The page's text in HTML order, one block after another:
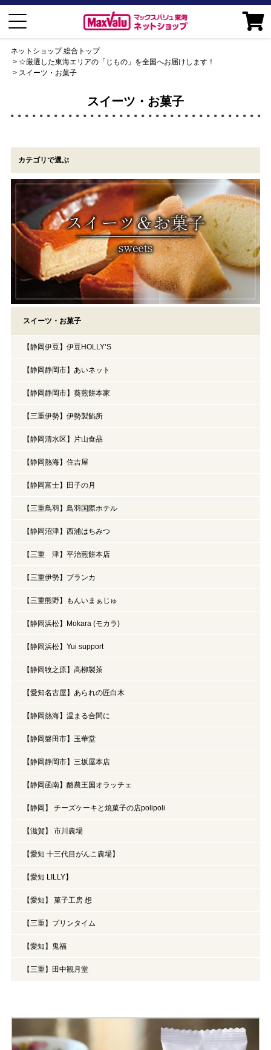
ネットショップ 総合トップ
☆厳選した東海エリアの「じもの」を全国へお届けします！
スイーツ・お菓子
スイーツ・お菓子
カテゴリで選ぶ
スイーツ・お菓子
【静岡伊豆】伊豆HOLLY’S
【静岡静岡市】あいネット
【静岡静岡市】葵煎餅本家
【三重伊勢】伊勢製餡所
【静岡清水区】片山食品
【静岡熱海】住吉屋
【静岡富士】田子の月
【三重鳥羽】鳥羽国際ホテル
【静岡沼津】西浦はちみつ
【三重 津】平治煎餅本店
【三重伊勢】ブランカ
【三重熊野】もんいまぁじゅ
【静岡浜松】Mokara (モカラ)
【静岡浜松】Yui support
【静岡牧之原】高柳製茶
【愛知名古屋】あられの匠白木
【静岡熱海】温まる合間に
【静岡磐田市】玉華堂
【静岡静岡市】三坂屋本店
【静岡函南】酪農王国オラッチェ
【静岡】 チーズケーキと焼菓子の店polipoli
【滋賀】 市川農場
【愛知 十三代目がんこ農場】
【愛知 LILLY】
【愛知】 菓子工房 想
【三重】プリンタイム
【愛知】鬼福
【三重】田中観月堂